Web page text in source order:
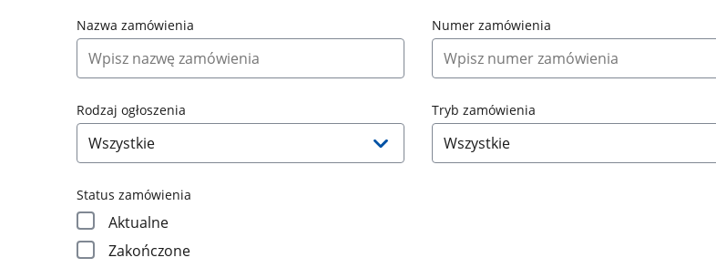
Nazwa zamówienia Numer zamówienia
Rodzaj ogłoszenia Tryb zamówienia
Status zamówienia
Aktualne
Zakończone